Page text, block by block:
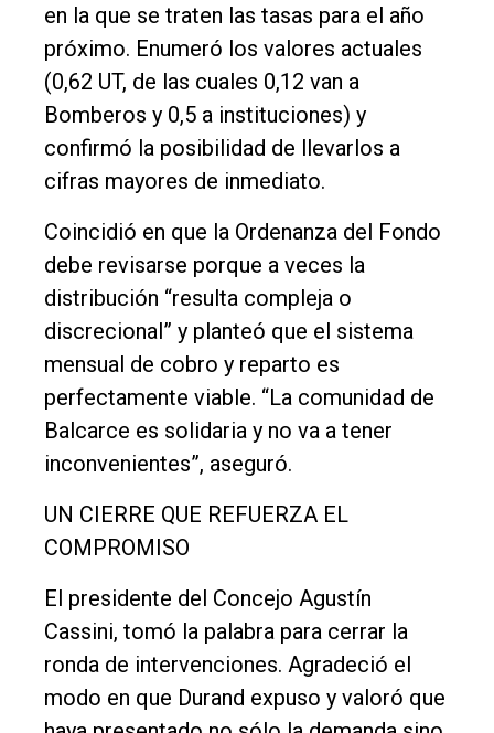
en la que se traten las tasas para el año
próximo. Enumeró los valores actuales
(0,62 UT, de las cuales 0,12 van a
Bomberos y 0,5 a instituciones) y
confirmó la posibilidad de llevarlos a
cifras mayores de inmediato.
Coincidió en que la Ordenanza del Fondo
debe revisarse porque a veces la
distribución “resulta compleja o
discrecional” y planteó que el sistema
mensual de cobro y reparto es
perfectamente viable. “La comunidad de
Balcarce es solidaria y no va a tener
inconvenientes”, aseguró.
UN CIERRE QUE REFUERZA EL
COMPROMISO
El presidente del Concejo Agustín
Cassini, tomó la palabra para cerrar la
ronda de intervenciones. Agradeció el
modo en que Durand expuso y valoró que